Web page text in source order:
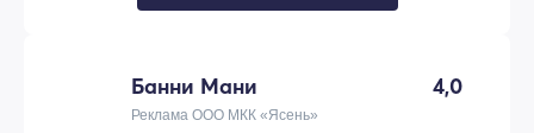
Банни Мани 4,0
Реклама ООО МКК «Ясень»